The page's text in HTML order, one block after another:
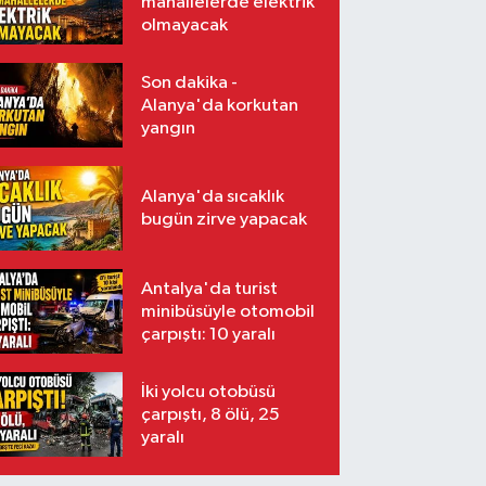
olmayacak
Son dakika -
Alanya'da korkutan
yangın
Alanya'da sıcaklık
bugün zirve yapacak
Antalya'da turist
minibüsüyle otomobil
çarpıştı: 10 yaralı
İki yolcu otobüsü
çarpıştı, 8 ölü, 25
yaralı